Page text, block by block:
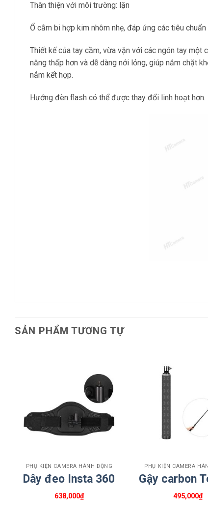
Thân thiện với môi trường: lặn
Ổ cắm bi hợp kim nhôm nhẹ, đáp ứng các tiêu
Thiết kế của tay cầm, vừa vặn với các ngón tay
năng thấp hơn và dễ dàng nới lỏng, giúp nắm chặt
nắm kết hợp.
Hướng đèn flash có thể được thay đổi linh hoạt hơn.
Trọng lượng: abouot 66g
Màu sắc: Đen, Đỏ, Xanh Dương
Kết luận
Nếu bạn vẫn chưa thấy đủ thông tin cần tìm kiếm
SẢN PHẨM TƯƠNG TỰ
PHỤ KIỆN CAMERA HÀNH ĐỘNG
Dây đeo Insta 360
638,000₫
PHỤ KIỆN CAMERA
Gậy carbon
495,000₫